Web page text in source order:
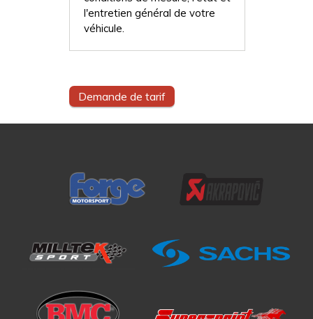
l'entretien général de votre
véhicule.
Demande de tarif